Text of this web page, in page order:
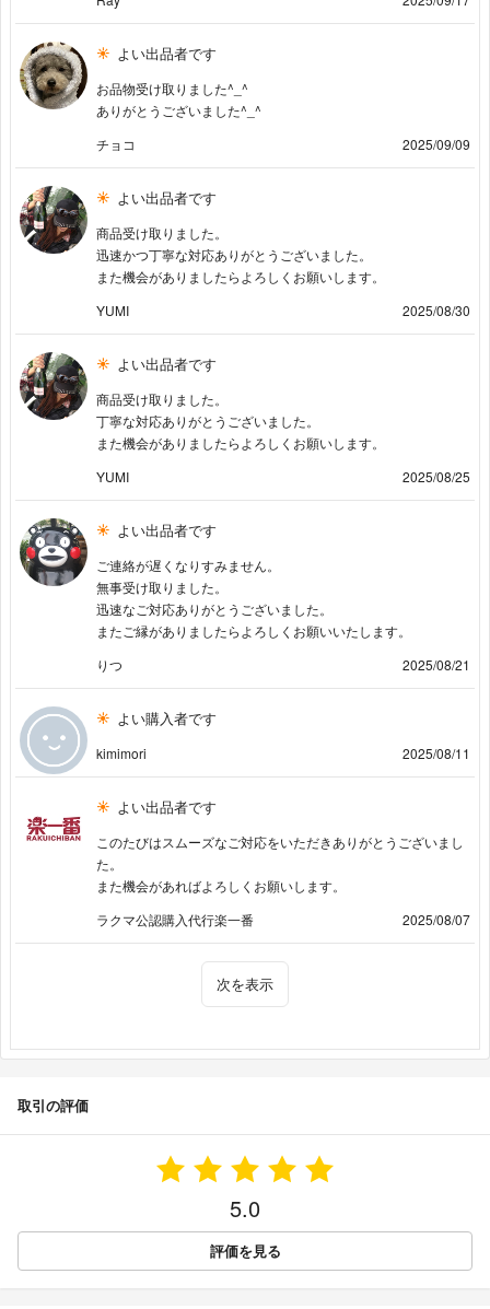
よい出品者です
お品物受け取りました^_^
ありがとうございました^_^
チョコ
2025/09/09
よい出品者です
商品受け取りました。
迅速かつ丁寧な対応ありがとうございました。
また機会がありましたらよろしくお願いします。
YUMI
2025/08/30
よい出品者です
商品受け取りました。
丁寧な対応ありがとうございました。
また機会がありましたらよろしくお願いします。
YUMI
2025/08/25
よい出品者です
ご連絡が遅くなりすみません。
無事受け取りました。
迅速なご対応ありがとうございました。
またご縁がありましたらよろしくお願いいたします。
りつ
2025/08/21
よい購入者です
kimimori 2025/08/11
よい出品者です
このたびはスムーズなご対応をいただきありがとうございまし
た。
また機会があればよろしくお願いします。
ラクマ公認購入代行楽一番
2025/08/07
次を表示
取引の評価
5.0
評価を見る